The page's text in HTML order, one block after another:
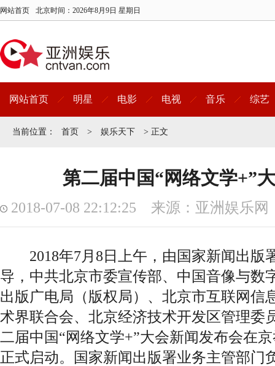
网站首页 北京时间： 2026年8月9日 星期日
网站首页 明星 电影 电视 音乐 综艺
当前位置： 首页 > 娱乐天下 > 正文
第二届中国“网络文学+”
2018-07-08 22:12:25 来源：亚洲娱乐网
2018年7月8日上午，由国家新闻出版
导，中共北京市委宣传部、中国音像与数
出版广电局（版权局）、北京市互联网信
术界联合会、北京经济技术开发区管理委
二届中国“网络文学+”大会新闻发布会在
正式启动。国家新闻出版署业务主管部门